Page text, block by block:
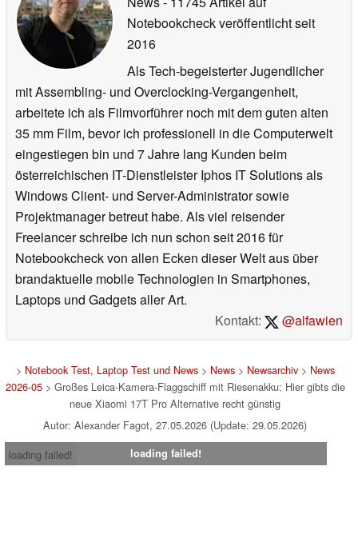
Notebookcheck veröffentlichtseit
2016
Als Tech-begeisterter Jugendlicher
mit Assembling- und Overclocking-Vergangenheit,
arbeitete ich als Filmvorführer noch mit dem guten alten
35 mm Film, bevor ich professionell in die Computerwelt
eingestiegen bin und 7 Jahre lang Kunden beim
österreichischen IT-Dienstleister Iphos IT Solutions als
Windows Client- und Server-Administrator sowie
Projektmanager betreut habe. Als viel reisender
Freelancer schreibe ich nun schon seit 2016 für
Notebookcheck von allen Ecken dieser Welt aus über
brandaktuelle mobile Technologien in Smartphones,
Laptops und Gadgets aller Art.
Kontakt:
@alfawien
> Notebook Test, Laptop Test und News> News> Newsarchiv> News
2026-05> Großes Leica-Kamera-Flaggschiff mit Riesenakku: Hier gibts die
neue Xiaomi 17T Pro Alternative recht günstig
Autor: Alexander Fagot, 27.05.2026 (Update: 29.05.2026)
loading failed!
loading failed!